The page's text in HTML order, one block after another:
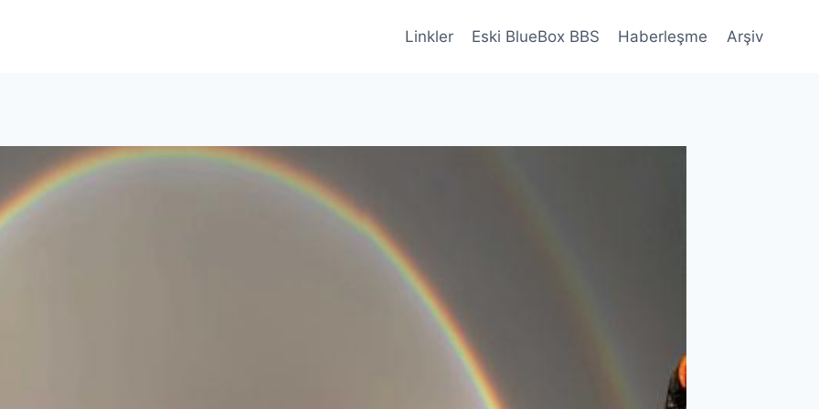
Linkler Eski BlueBox BBS Haberleşme Arşiv